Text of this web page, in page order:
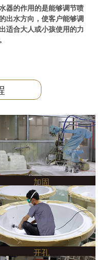
器的作用的是能够调节喷
出水方向，使客户能够调
适合大人或小孩使用的力
加固
开孔